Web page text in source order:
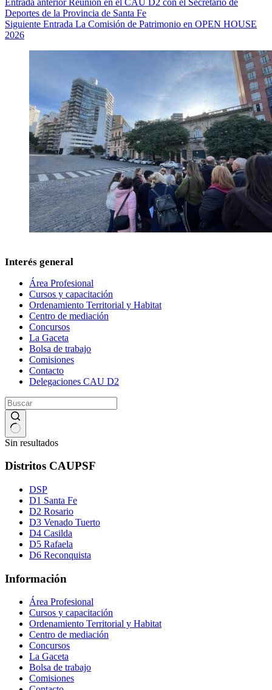
Deportes de la Provincia de Santa Fe
Siguiente Entrada La Comisión de Patrimonio en OPEN HOUSE
2026
Interés general
Área Profesional
Cursos y capacitación
Ordenamiento Territorial y Habitat
Centro de mediación
Concursos
La Gaceta
Bolsa de trabajo
Comisiones
Contacto
Delegaciones CAU D2
Sin resultados
Distritos CAUPSF
DSP
D1 Santa Fe
D2 Rosario
D3 Venado Tuerto
D4 Casilda
D5 Rafaela
D6 Reconquista
Información
Área Profesional
Cursos y capacitación
Ordenamiento Territorial y Habitat
Centro de mediación
Concursos
La Gaceta
Bolsa de trabajo
Comisiones